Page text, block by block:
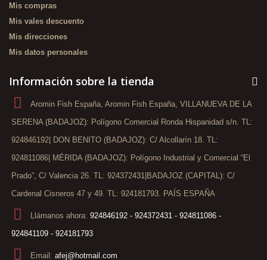
Mis compras
Mis vales descuento
Mis direcciones
Mis datos personales
Información sobre la tienda
Aromin Fish España, Aromin Fish España, VILLANUEVA DE LA
SERENA (BADAJOZ): Polígono Comercial Ronda Hispanidad s/n. TL:
924846192| DON BENITO (BADAJOZ): C/ Alcollarín 18. TL:
924811086| MÉRIDA (BADAJOZ): Polígono Industrial y Comercial “El
Prado”, C/ Valencia 26. TL: 924372431|BADAJOZ (CAPITAL): C/
Cardenal Cisneros 47 y 49. TL: 924181793. PAÍS ESPAÑA
Llámanos ahora: 924846192 - 924372431 - 924811086 -
924841109 - 924181793
Email: afej@hotmail.com